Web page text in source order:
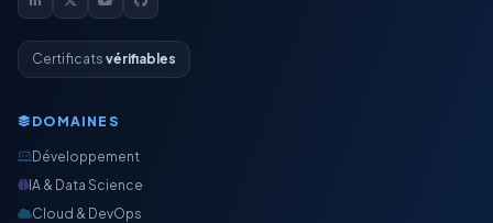
Certificats vérifiables
DOMAINES
Développement
IA & Data Science
Cloud & DevOps